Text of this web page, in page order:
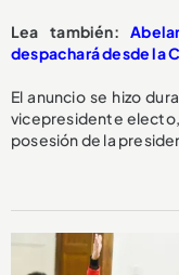
Lea también:
despachará desde la
El anuncio se hizo
vicepresidente electo,
posesión de la